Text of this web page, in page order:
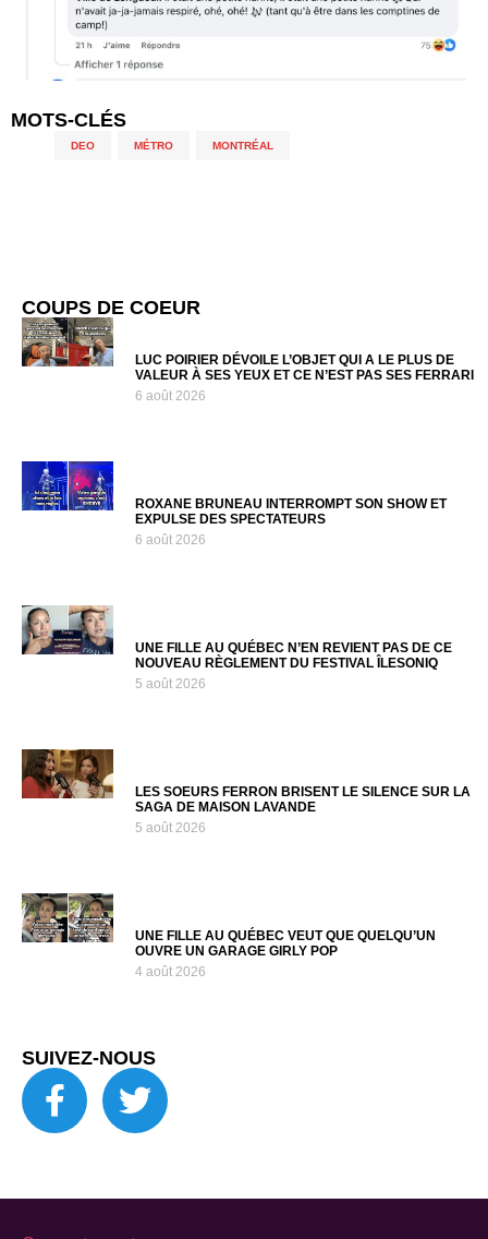
MOTS-CLÉS
DEO MÉTRO MONTRÉAL
COUPS DE COEUR
LUC POIRIER DÉVOILE L’OBJET QUI A LE PLUS DE
VALEUR À SES YEUX ET CE N’EST PAS SES FERRARI
6 août 2026
ROXANE BRUNEAU INTERROMPT SON SHOW ET
EXPULSE DES SPECTATEURS
6 août 2026
UNE FILLE AU QUÉBEC N’EN REVIENT PAS DE CE
NOUVEAU RÈGLEMENT DU FESTIVAL ÎLESONIQ
5 août 2026
LES SOEURS FERRON BRISENT LE SILENCE SUR LA
SAGA DE MAISON LAVANDE
5 août 2026
UNE FILLE AU QUÉBEC VEUT QUE QUELQU’UN
OUVRE UN GARAGE GIRLY POP
4 août 2026
SUIVEZ-NOUS